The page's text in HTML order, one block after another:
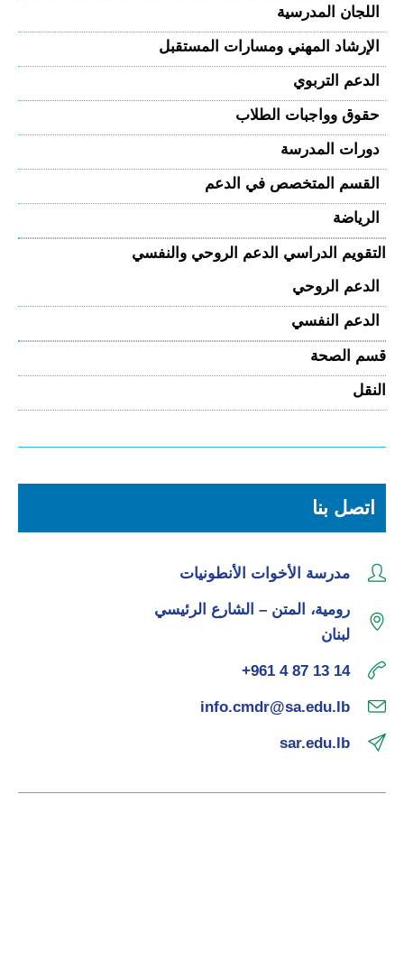
اللجان المدرسية
الإرشاد المهني ومسارات المستقبل
الدعم التربوي
حقوق وواجبات الطلاب
دورات المدرسة
القسم المتخصص في الدعم
الرياضة
التقويم الدراسي الدعم الروحي والنفسي
الدعم الروحي
الدعم النفسي
قسم الصحة
النقل
اتصل بنا
مدرسة الأخوات الأنطونيات
رومية، المتن – الشارع الرئيسي
لبنان
+961 4 87 13 14
info.cmdr@sa.edu.lb
sar.edu.lb